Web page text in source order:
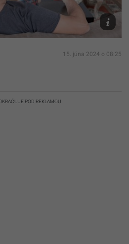
Archív
Canva
15. júna 2024 o 08:25
POD REKLAMOU